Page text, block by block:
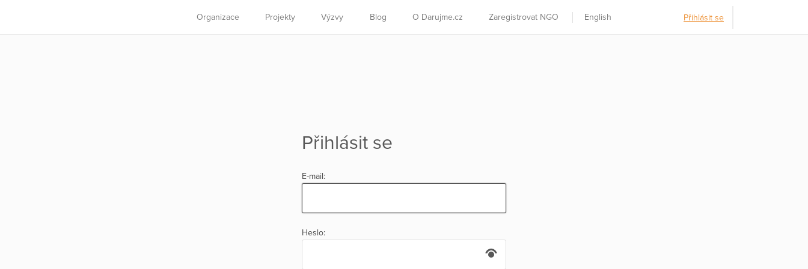
Organizace Projekty Výzvy Blog O Darujme.cz Zaregistrovat NGO English Přihlásit se
Přihlásit se
E-mail:
Heslo: